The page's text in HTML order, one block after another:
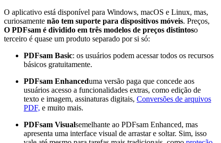
O aplicativo está disponível para Windows, macOS e Linux, mas,
curiosamente não tem suporte para dispositivos móveis. Preços,
O PDFsam é dividido em três modelos de preços distintoso
terceiro é quase um produto separado por si só:
PDFsam Basic: os usuários podem acessar todos os recursos
básicos gratuitamente.
PDFsam Enhanceduma versão paga que concede aos
usuários acesso a funcionalidades extras, como edição de
texto e imagem, assinaturas digitais, Conversões de arquivos
PDF, e muito mais.
PDFsam Visualsemelhante ao PDFsam Enhanced, mas
apresenta uma interface visual de arrastar e soltar. Sim, isso